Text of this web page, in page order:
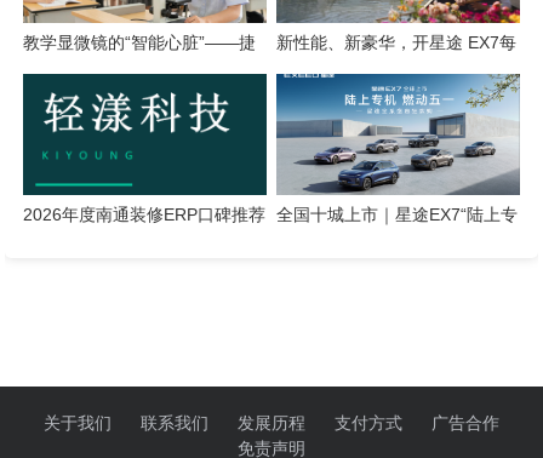
教学显微镜的“智能心脏”——捷
新性能、新豪华，开星途 EX7每
一次都尽兴
2026年度南通装修ERP口碑推荐 全国十城上市｜星途EX7“陆上专
关于我们 联系我们 发展历程 支付方式
广告合作
免责声明